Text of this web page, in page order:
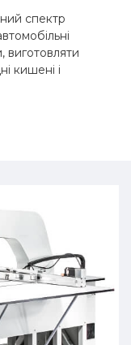
спектр
виготовляти
кишені і